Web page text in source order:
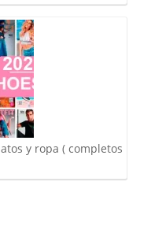
y ropa ( completos